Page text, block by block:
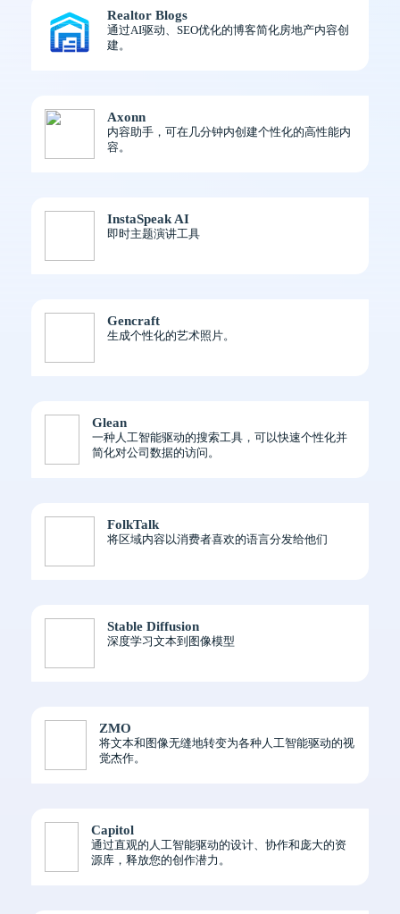
Realtor Blogs
通过AI驱动、SEO优化的博客简化房地产内容创
建。
Axonn
内容助手，可在几分钟内创建个性化的高性能内
容。
InstaSpeak AI
即时主题演讲工具
Gencraft
生成个性化的艺术照片。
Glean
一种人工智能驱动的搜索工具，可以快速个性化并
简化对公司数据的访问。
FolkTalk
将区域内容以消费者喜欢的语言分发给他们
Stable Diffusion
深度学习文本到图像模型
ZMO
将文本和图像无缝地转变为各种人工智能驱动的视
觉杰作。
Capitol
通过直观的人工智能驱动的设计、协作和庞大的资
源库，释放您的创作潜力。